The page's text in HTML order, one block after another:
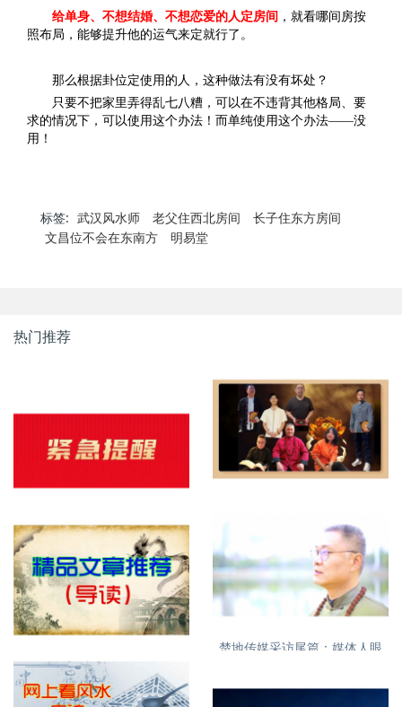
给单身、不想结婚、不想恋爱的人定房间 ，就看哪间房按
照布局，能够提升他的运气来定就行了。
那么根据卦位定使用的人，这种做法有没有坏处？
只要不把家里弄得乱七八糟，可以在不违背其他格局、要
求的情况下，可以使用这个办法！而单纯使用这个办法——没
用！
标签: 武汉风水师 老父住西北房间
长子住东方房间
文昌位不会在东南方
明易堂
热门推荐
紧急提醒，明易堂有重名，大
家需看清
楚地传媒采访尾篇：媒体人眼
特别推荐精品文章